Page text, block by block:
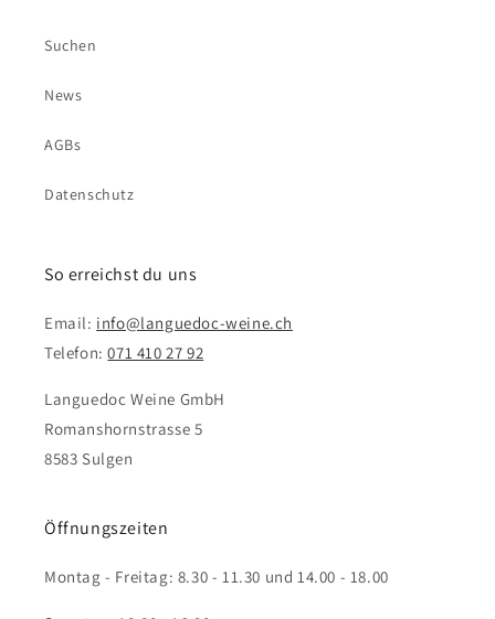
Suchen
News
AGBs
Datenschutz
So erreichst du uns
Email: info@languedoc-weine.ch
Telefon:071 410 27 92
Languedoc Weine GmbH
Romanshornstrasse 5
8583 Sulgen
Öffnungszeiten
Montag - Freitag: 8.30 - 11.30 und 14.00 - 18.00